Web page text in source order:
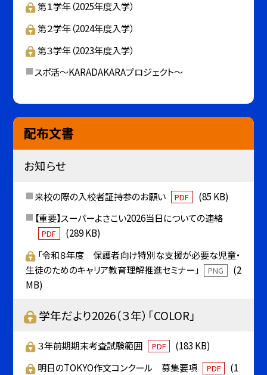
第１学年（2025年度入学）
第２学年（2024年度入学）
第３学年（2023年度入学）
スポ活～KARADAKARAプロジェクト～
配布文書
お知らせ
来校の際の入校者証持参のお願い PDF
(85 KB)
【重要】スーパーよさこい2026当日についての連絡
PDF
(289 KB)
「令和８年度 保護者向け特別な支援が必要な児童・
生徒のためのキャリア教育理解推進セミナー」
PNG
(2
MB)
学年だより2026（３年）「COLOR」
３年前期期末考査試験範囲 PDF
(183 KB)
明日のTOKYO作文コンクール 募集要項
PDF
(1